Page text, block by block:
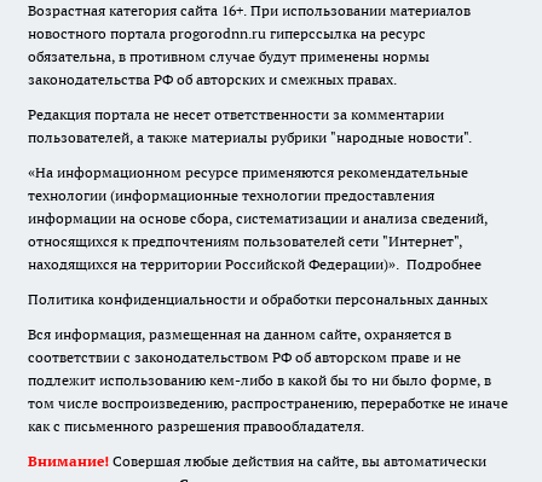
Возрастная категория сайта 16+. При использовании материалов
новостного портала progorodnn.ru гиперссылка на ресурс
обязательна, в противном случае будут применены нормы
законодательства РФ об авторских и смежных правах.
Редакция портала не несет ответственности за комментарии
пользователей, а также материалы рубрики "народные новости".
«На информационном ресурсе применяются рекомендательные
технологии (информационные технологии предоставления
информации на основе сбора, систематизации и анализа сведений,
относящихся к предпочтениям пользователей сети "Интернет",
находящихся на территории Российской Федерации)». Подробнее
Политика конфиденциальности и обработки персональных данных
Вся информация, размещенная на данном сайте, охраняется в
соответствии с законодательством РФ об авторском праве и не
подлежит использованию кем-либо в какой бы то ни было форме, в
том числе воспроизведению, распространению, переработке не иначе
как с письменного разрешения правообладателя.
Внимание! Совершая любые действия на сайте, вы автоматически